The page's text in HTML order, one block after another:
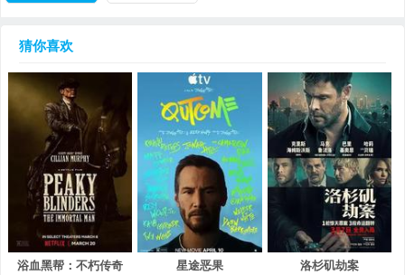
猜你喜欢
浴血黑帮：不朽传奇 星途恶果 洛杉矶劫案